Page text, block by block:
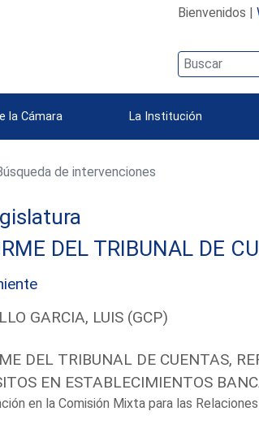
Bienvenidos |
la Cámara La Institución
de intervenciones
DEL TRIBUNAL DE
GARCIA, LUIS (GCP)
DEL TRIBUNAL DE CUENTAS,
EN ESTABLECIMIENTOS
en la Comisión Mixta para las